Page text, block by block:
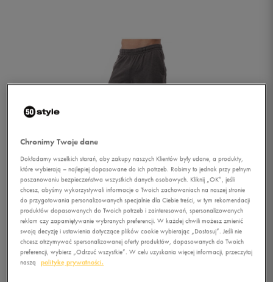
Chronimy Twoje dane
Dokładamy wszelkich starań, aby zakupy naszych Klientów były udane, a produkty,
które wybierają – najlepiej dopasowane do ich potrzeb. Robimy to jednak przy pełnym
poszanowaniu bezpieczeństwa wszystkich danych osobowych. Kliknij „OK”, jeśli
chcesz, abyśmy wykorzystywali informacje o Twoich zachowaniach na naszej stronie
do przygotowania personalizowanych specjalnie dla Ciebie treści, w tym rekomendacji
produktów dopasowanych do Twoich potrzeb i zainteresowań, spersonalizowanych
reklam czy zapamiętywanie wybranych preferencji. W każdej chwili możesz zmienić
swoją decyzję i ustawienia dotyczące plików cookie wybierając „Dostosuj”. Jeśli nie
chcesz otrzymywać spersonalizowanej oferty produktów, dopasowanych do Twoich
preferencji, wybierz „Odrzuć wszystkie”. W celu uzyskania więcej informacji, przeczytaj
naszą
politykę prywatności.